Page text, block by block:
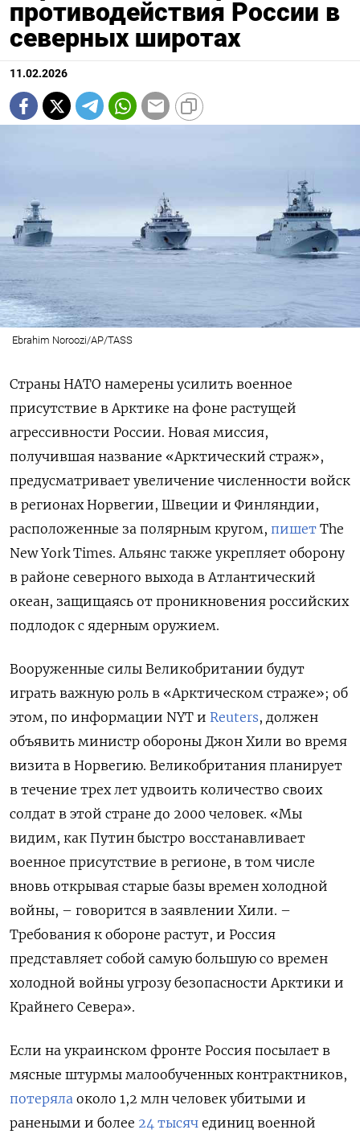
противодействия России в
северных широтах
11.02.2026
Ebrahim Noroozi/AP/TASS
Страны НАТО намерены усилить военное
присутствие в Арктике на фоне растущей
агрессивности России. Новая миссия,
получившая название «Арктический страж»,
предусматривает увеличение численности войск
в регионах Норвегии, Швеции и Финляндии,
расположенные за полярным кругом, пишет The
New York Times. Альянс также укрепляет оборону
в районе северного выхода в Атлантический
океан, защищаясь от проникновения российских
подлодок с ядерным оружием.
Вооруженные силы Великобритании будут
играть важную роль в «Арктическом страже»; об
этом, по информации NYT и Reuters, должен
объявить министр обороны Джон Хили во время
визита в Норвегию. Великобритания планирует
в течение трех лет удвоить количество своих
солдат в этой стране до 2000 человек. «Мы
видим, как Путин быстро восстанавливает
военное присутствие в регионе, в том числе
вновь открывая старые базы времен холодной
войны, – говорится в заявлении Хили. –
Требования к обороне растут, и Россия
представляет собой самую большую со времен
холодной войны угрозу безопасности Арктики и
Крайнего Севера».
Если на украинском фронте Россия посылает в
мясные штурмы малообученных контрактников,
потеряла около 1,2 млн человек убитыми и
ранеными и более 24 тысяч единиц военной